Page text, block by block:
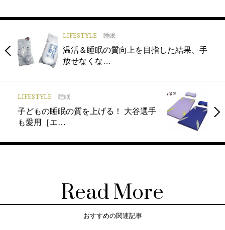
LIFESTYLE 睡眠
温活＆睡眠の質向上を目指した結果、手
放せなくな…
LIFESTYLE 睡眠
子どもの睡眠の質を上げる！ 大谷選手
も愛用［エ…
Read More
おすすめの関連記事